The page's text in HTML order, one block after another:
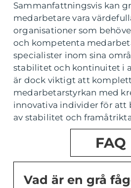
Sammanfattningsvis kan
medarbetare vara
organisationer som
och kompetenta
specialister inom sina
stabilitet och kontinuitet i
är dock viktigt att
medarbetarstyrkan med
innovativa individer för att
av stabilitet och
FAQ
Vad är en grå